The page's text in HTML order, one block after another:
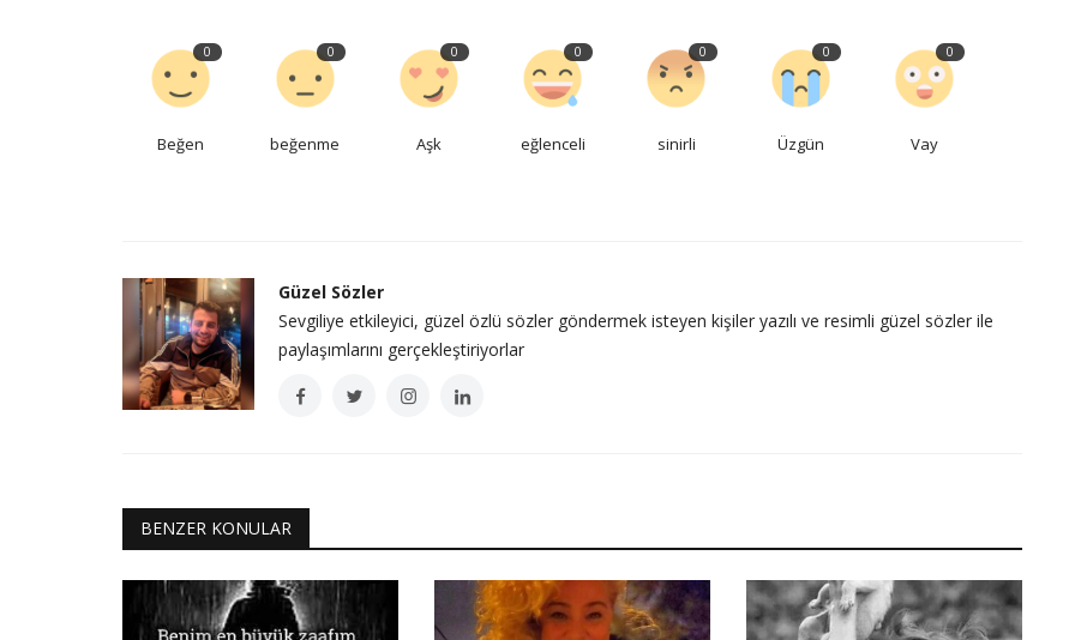
0
Beğen
0
beğenme
0
Aşk
0
eğlenceli
0
sinirli
0
Üzgün
0
Vay
Güzel Sözler
Sevgiliye etkileyici, güzel özlü sözler göndermek isteyen kişiler yazılı ve resimli güzel sözler ile
paylaşımlarını gerçekleştiriyorlar
BENZER KONULAR